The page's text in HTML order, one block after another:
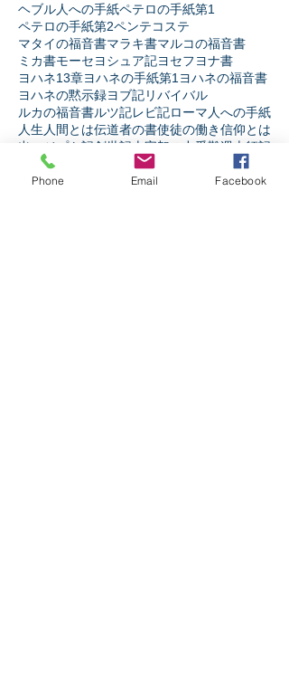
ヘブル人への手紙ペテロの手紙第1
ペテロの手紙第2ペンテコステ
マタイの福音書マラキ書マルコの福音書
ミカ書モーセヨシュア記ヨセフヨナ書
ヨハネ13章ヨハネの手紙第1 ヨハネの福音書
ヨハネの黙示録ヨブ記リバイバル
ルカの福音書ルツ記レビ記ローマ人への手紙
人生 人間とは伝道者の書使徒の働き信仰とは
出エジプト記 創世記 十字架の力 受難週 士師記
天の御国とは
宗教か信仰か 弟子訓練摂理
新約聖書
民数記 申命記神とは
Phone Email Facebook